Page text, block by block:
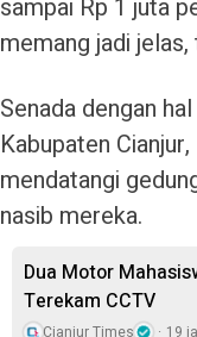
sampai Rp 1 juta
memang jadi
Senada dengan
Kabupaten
mendatangi
nasib mereka.
Dua Motor
Terekam CCTV
Cianjur Times 19